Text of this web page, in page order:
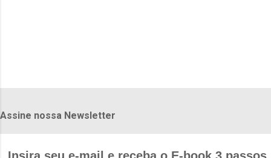
Assine nossa Newsletter